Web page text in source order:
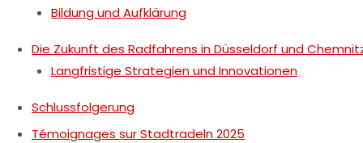
Bildung und Aufklärung
Die Zukunft des Radfahrens in Düsseldorf und
Langfristige Strategien und Innovationen
Schlussfolgerung
Témoignages sur Stadtradeln 2025